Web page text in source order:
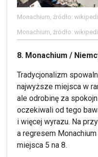
Monachium, źródło:
Monachium, źródło:
8. Monachium /
Tradycjonalizm
najwyższe miejsca w
ale odrobinę za
oczekiwali od tego
i więcej wyrazu. Na
a regresem
miejsca 5 na 8.